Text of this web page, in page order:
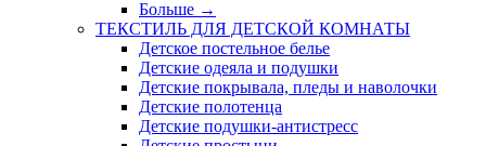
Больше →
ТЕКСТИЛЬ ДЛЯ ДЕТСКОЙ КОМНАТЫ
Детское постельное белье
Детские одеяла и подушки
Детские покрывала, пледы и наволочки
Детские полотенца
Детские подушки-антистресс